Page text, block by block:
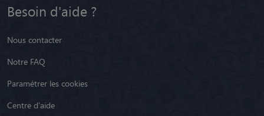
Besoin d'aide ?
Nous contacter
Notre FAQ
Paramétrer les cookies
Centre d'aide